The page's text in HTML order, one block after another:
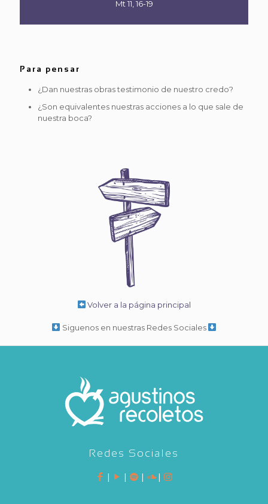
Mt 11, 16-19
Para pensar
¿Dan nuestras obras testimonio de nuestro credo?
¿Son equivalentes nuestras acciones a lo que sale de
nuestra boca?
Volver a la página principal
Siguenos en nuestras Redes Sociales
Redes Sociales
| | | |